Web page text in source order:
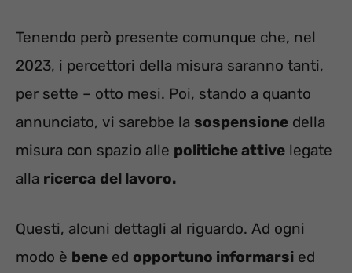
Tenendo però presente comunque che, nel
2023, i percettori della misura saranno tanti,
per sette – otto mesi. Poi, stando a quanto
annunciato, vi sarebbe la sospensione della
misura con spazio alle politiche attive legate
alla ricerca del lavoro.
Questi, alcuni dettagli al riguardo. Ad ogni
modo è bene ed opportuno informarsi ed